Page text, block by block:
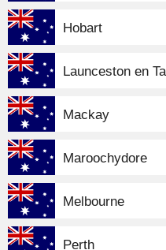
Hobart
Launceston en
Mackay
Maroochydore
Melbourne
Perth